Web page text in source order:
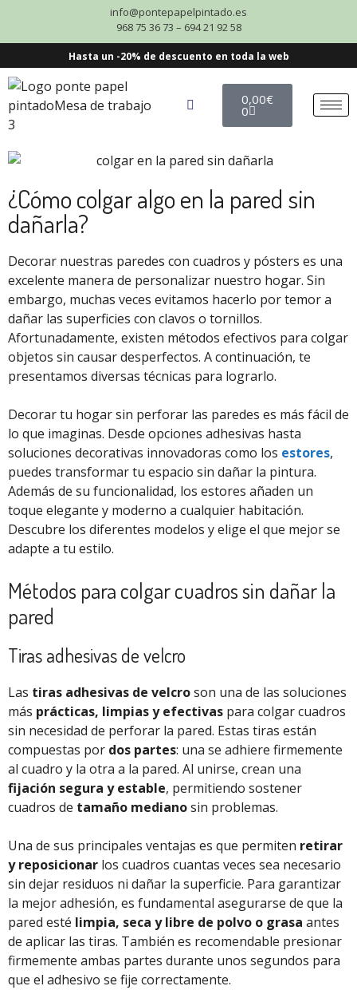
info@pontepapelpintado.es
968 75 36 73 – 694 21 92 58
Hasta un -20% de descuento en toda la web
0,00€
0
¿Cómo colgar algo en la pared sin
dañarla?
Decorar nuestras paredes con cuadros y pósters es una
excelente manera de personalizar nuestro hogar. Sin
embargo, muchas veces evitamos hacerlo por temor a
dañar las superficies con clavos o tornillos.
Afortunadamente, existen métodos efectivos para colgar
objetos sin causar desperfectos. A continuación, te
presentamos diversas técnicas para lograrlo.
Decorar tu hogar sin perforar las paredes es más fácil de
lo que imaginas. Desde opciones adhesivas hasta
soluciones decorativas innovadoras como los estores,
puedes transformar tu espacio sin dañar la pintura.
Además de su funcionalidad, los estores añaden un
toque elegante y moderno a cualquier habitación.
Descubre los diferentes modelos y elige el que mejor se
adapte a tu estilo.
Métodos para colgar cuadros sin dañar la
pared
Tiras adhesivas de velcro
Las tiras adhesivas de velcroson una de las soluciones
más prácticas, limpias y efectivas para colgar cuadros
sin necesidad de perforar la pared. Estas tiras están
compuestas por dos partes: una se adhiere firmemente
al cuadro y la otra a la pared. Al unirse, crean una
fijación segura y estable, permitiendo sostener
cuadros de tamaño medianosin problemas.
Una de sus principales ventajas es que permiten retirar
y reposicionar los cuadros cuantas veces sea necesario
sin dejar residuos ni dañar la superficie. Para garantizar
la mejor adhesión, es fundamental asegurarse de que la
pared esté limpia, seca y libre de polvo o grasa antes
de aplicar las tiras. También es recomendable presionar
firmemente ambas partes durante unos segundos para
que el adhesivo se fije correctamente.